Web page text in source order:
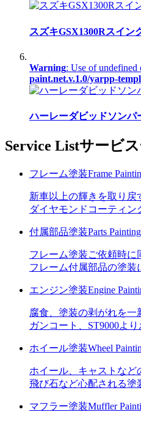
スズキGSX1300Rスイ
Warning: Use of
paint.net.v.1.0/yarpp-
ハーレーダビッドソンパ
Service Listサービ
フレーム塗装Frame
新車以上の輝きを取り戻
ダイヤモンドコーティン
付属部品塗装Parts Painting
フレーム塗装ご依頼時に
フレーム付属部品の塗装
エンジン塗装Engine
腐食、塗装の剥がれを一
ガンコート、ST9000よ
ホイール塗装Wheel
ホイール、キャストなど
飛び石など心配される塗
マフラー塗装Muffler